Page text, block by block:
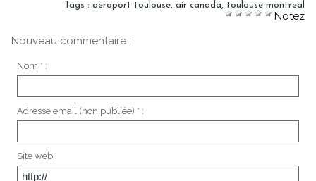
Tags : aeroport toulouse, air canada, toulouse montreal
Notez
Nouveau commentaire :
Nom * :
Adresse email (non publiée) * :
Site web :